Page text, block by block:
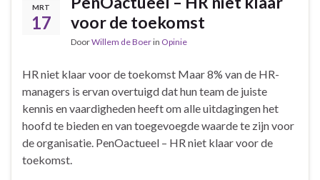
MRT
17
voor de toekomst
DoorWillem de Boerin Opinie
HR niet klaar voor de toekomst Maar 8% van de HR-
managers is ervan overtuigd dat hun team de juiste
kennis en vaardigheden heeft om alle uitdagingen het
hoofd te bieden en van toegevoegde waarde te zijn voor
de organisatie. PenOactueel – HR niet klaar voor de
toekomst.